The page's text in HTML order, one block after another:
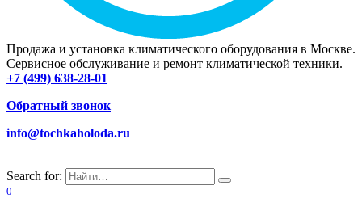
Продажа и установка климатического оборудования в Москве.
Сервисное обслуживание и ремонт климатической техники.
+7 (499) 638-28-01
Обратный звонок
info@tochkaholoda.ru
Search for:
0